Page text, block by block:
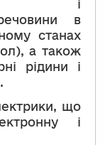
і
в
станах
а також
рідини і
що
і